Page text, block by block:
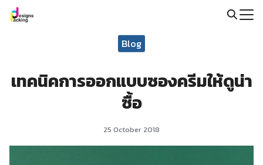
Skip
Blog
เทคนิคการออกแบบซองครีมให้ดูน่า
ซื้อ
25 October 2018